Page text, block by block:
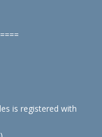
====
is registered with